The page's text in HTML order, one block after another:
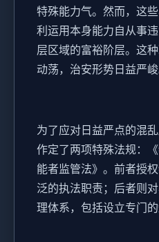
特殊能力气。然而，这
利运用本身能力自从事
层区域的富裕阶层。这
动荡，治安形势日益严峻
为了应对日益严点的混
作定了两项特殊法规：
能者监管法》。前者授
泛的执法职责；后者则
理体系，包括设立专门的